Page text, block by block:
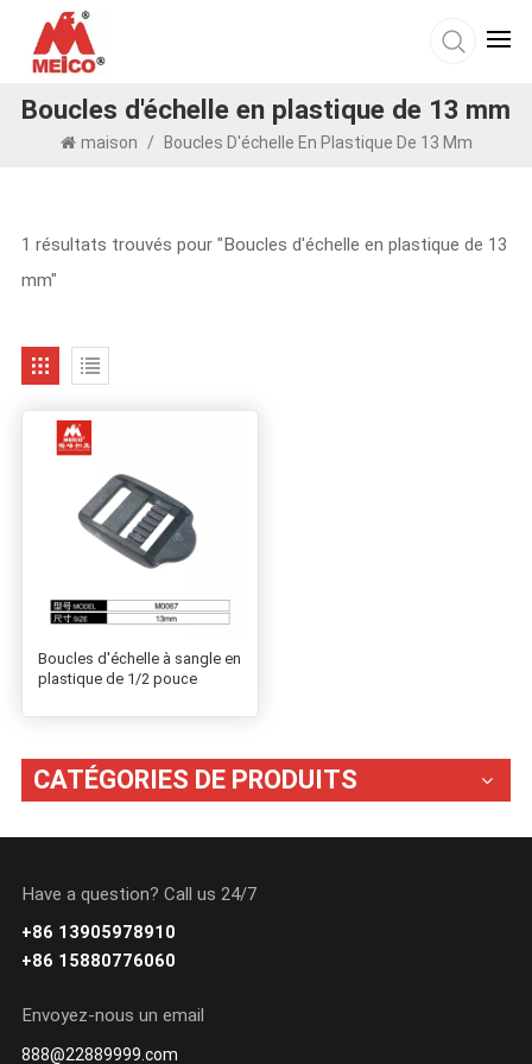
Boucles d'échelle en plastique de 13 mm
maison / Boucles D'échelle En Plastique De 13 Mm
1 résultats trouvés pour "Boucles d'échelle en plastique de 13
mm"
Boucles d'échelle à sangle en
plastique de 1/2 pouce
CATÉGORIES DE PRODUITS
Have a question? Call us 24/7
+86 13905978910
+86 15880776060
Envoyez-nous un email
888@22889999.com